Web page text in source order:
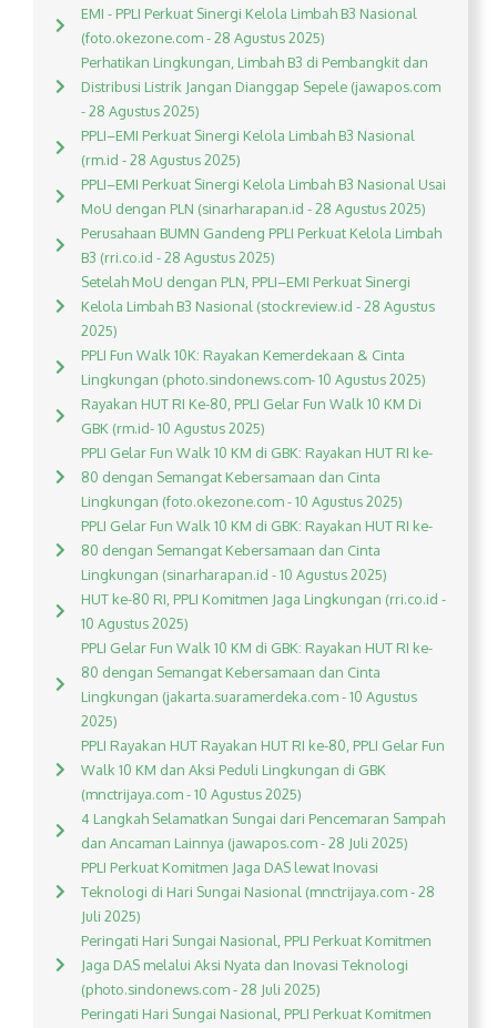
EMI - PPLI Perkuat Sinergi Kelola Limbah B3 Nasional
(foto.okezone.com - 28 Agustus 2025)
Perhatikan Lingkungan, Limbah B3 di Pembangkit dan
Distribusi Listrik Jangan Dianggap Sepele (jawapos.com
- 28 Agustus 2025)
PPLI–EMI Perkuat Sinergi Kelola Limbah B3 Nasional
(rm.id - 28 Agustus 2025)
PPLI–EMI Perkuat Sinergi Kelola Limbah B3 Nasional Usai
MoU dengan PLN (sinarharapan.id - 28 Agustus 2025)
Perusahaan BUMN Gandeng PPLI Perkuat Kelola Limbah
B3 (rri.co.id - 28 Agustus 2025)
Setelah MoU dengan PLN, PPLI–EMI Perkuat Sinergi
Kelola Limbah B3 Nasional (stockreview.id - 28 Agustus
2025)
PPLI Fun Walk 10K: Rayakan Kemerdekaan & Cinta
Lingkungan (photo.sindonews.com- 10 Agustus 2025)
Rayakan HUT RI Ke-80, PPLI Gelar Fun Walk 10 KM Di
GBK (rm.id- 10 Agustus 2025)
PPLI Gelar Fun Walk 10 KM di GBK: Rayakan HUT RI ke-
80 dengan Semangat Kebersamaan dan Cinta
Lingkungan (foto.okezone.com - 10 Agustus 2025)
PPLI Gelar Fun Walk 10 KM di GBK: Rayakan HUT RI ke-
80 dengan Semangat Kebersamaan dan Cinta
Lingkungan (sinarharapan.id - 10 Agustus 2025)
HUT ke-80 RI, PPLI Komitmen Jaga Lingkungan (rri.co.id -
10 Agustus 2025)
PPLI Gelar Fun Walk 10 KM di GBK: Rayakan HUT RI ke-
80 dengan Semangat Kebersamaan dan Cinta
Lingkungan (jakarta.suaramerdeka.com - 10 Agustus
2025)
PPLI Rayakan HUT Rayakan HUT RI ke-80, PPLI Gelar Fun
Walk 10 KM dan Aksi Peduli Lingkungan di GBK
(mnctrijaya.com - 10 Agustus 2025)
4 Langkah Selamatkan Sungai dari Pencemaran Sampah
dan Ancaman Lainnya (jawapos.com - 28 Juli 2025)
PPLI Perkuat Komitmen Jaga DAS lewat Inovasi
Teknologi di Hari Sungai Nasional (mnctrijaya.com - 28
Juli 2025)
Peringati Hari Sungai Nasional, PPLI Perkuat Komitmen
Jaga DAS melalui Aksi Nyata dan Inovasi Teknologi
(photo.sindonews.com - 28 Juli 2025)
Peringati Hari Sungai Nasional, PPLI Perkuat Komitmen